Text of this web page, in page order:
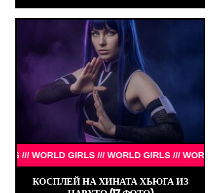
WORLD GIRLS /// WORLD GIRLS /// WORLD GIRLS
КОСПЛЕЙ НА ХИНАТА ХЬЮГА ИЗ